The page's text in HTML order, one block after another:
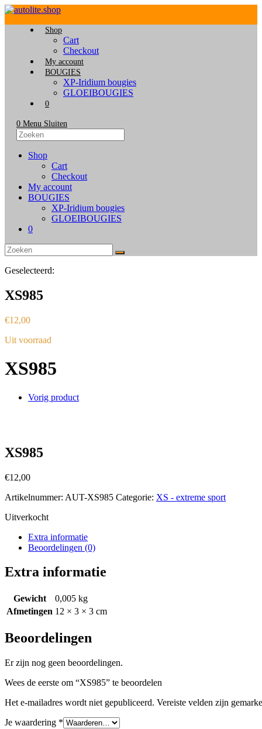
Ga
Shop
Cart
Checkout
My account
BOUGIES
XP-Iridium bougies
GLOEIBOUGIES
0
0 Menu Sluiten
Zoek
naar:
Shop
Cart
Checkout
My account
BOUGIES
XP-Iridium bougies
GLOEIBOUGIES
0
Geselecteerd:
XS985
€12,00
Uit voorraad
XS985
Vorig product
XS985
€12,00
Artikelnummer: AUT-XS985 Categorie: XS - extreme sport
Uitverkocht
Extra informatie
Beoordelingen (0)
Extra informatie
Gewicht
0,005 kg
Afmetingen 12 × 3 × 3 cm
Beoordelingen
Er zijn nog geen beoordelingen.
Wees de eerste om “XS985” te beoordelen
Het e-mailadres wordt niet gepubliceerd. Vereiste velden zijn
Je waardering *